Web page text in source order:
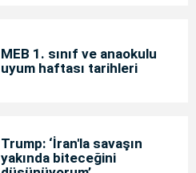
MEB 1. sınıf ve anaokulu
uyum haftası tarihleri
Trump: ‘İran'la savaşın
yakında biteceğini